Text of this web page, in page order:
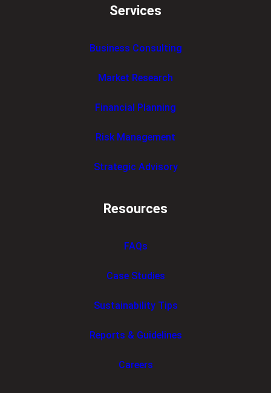
Services
Business Consulting
Market Research
Financial Planning
Risk Management
Strategic Advisory
Resources
FAQs
Case Studies
Sustainability Tips
Reports & Guidelines
Careers